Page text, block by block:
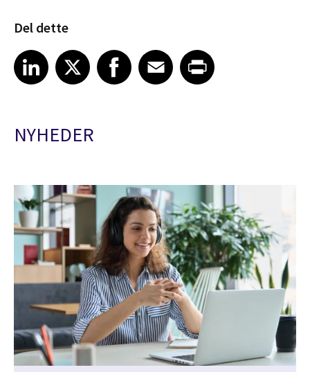
Del dette
Share article on LinkedIn
LinkedIn
Share article on XShare article on Facebook
Facebook
Share article on Email
EmailShare article on Print
NYHEDER